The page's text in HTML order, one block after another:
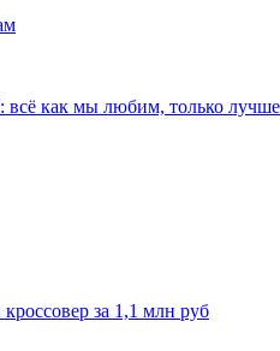
всё как мы любим, только лучше
за 1,1 млн руб